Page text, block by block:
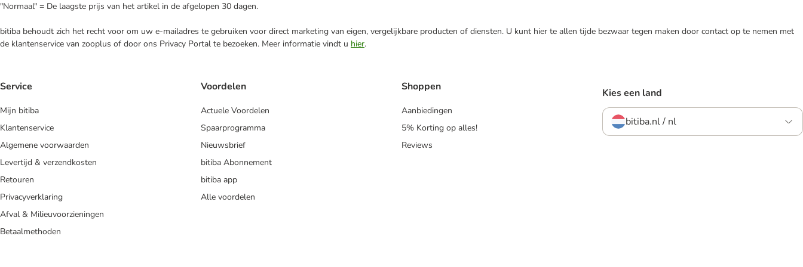
"Normaal" = De laagste prijs van het artikel in de afgelopen 30 dagen.
bitiba behoudt zich het recht voor om uw e-mailadres te gebruiken voor direct marketing van eigen, vergelijkbare producten of diensten. U kunt hier te allen tijde bezwaar tegen maken door contact op te nemen met
de klantenservice van zooplus of door ons Privacy Portal te bezoeken. Meer informatie vindt u hier.
Service
Mijn bitiba
Klantenservice
Algemene voorwaarden
Levertijd & verzendkosten
Retouren
Privacyverklaring
Afval & Milieuvoorzieningen
Betaalmethoden
Voordelen
Actuele Voordelen
Spaarprogramma
Nieuwsbrief
bitiba Abonnement
bitiba app
Alle voordelen
Shoppen
Aanbiedingen
5% Korting op alles!
Reviews
Kies een land
bitiba.nl / nl